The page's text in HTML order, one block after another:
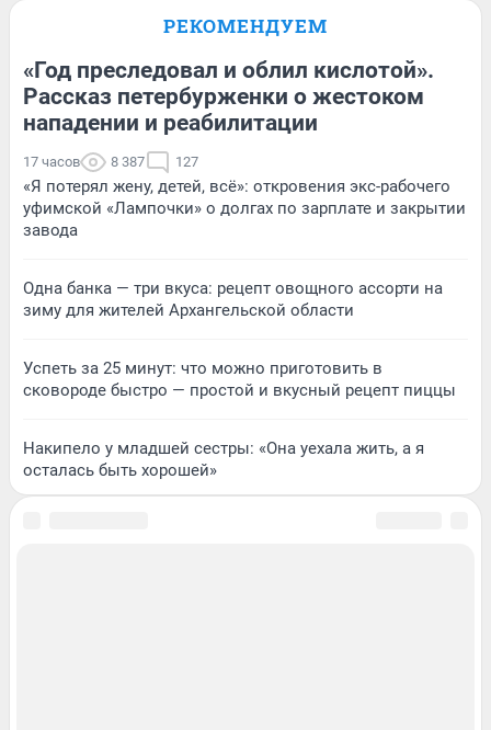
РЕКОМЕНДУЕМ
«Год преследовал и облил кислотой».
Рассказ петербурженки о жестоком
нападении и реабилитации
17 часов 8 387 127
«Я потерял жену, детей, всё»: откровения экс-рабочего
уфимской «Лампочки» о долгах по зарплате и закрытии
завода
Одна банка — три вкуса: рецепт овощного ассорти на
зиму для жителей Архангельской области
Успеть за 25 минут: что можно приготовить в
сковороде быстро — простой и вкусный рецепт пиццы
Накипело у младшей сестры: «Она уехала жить, а я
осталась быть хорошей»